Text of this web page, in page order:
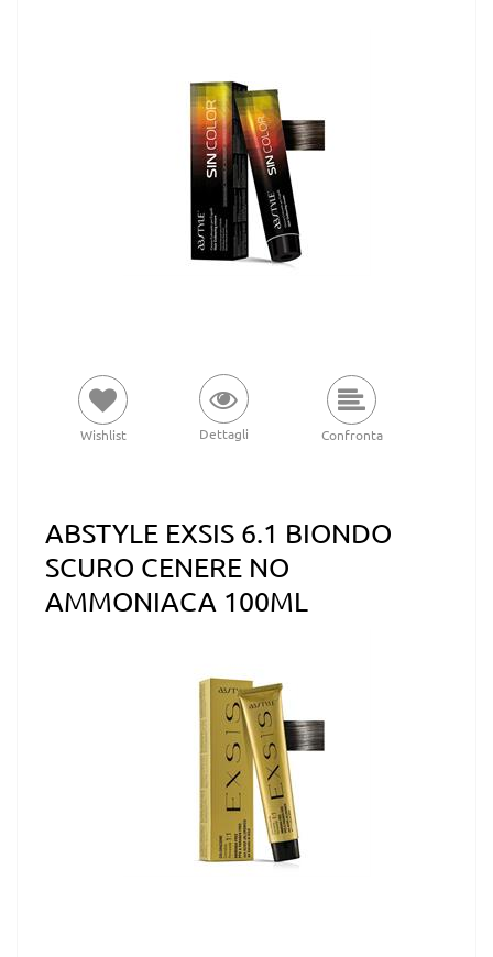
Wishlist Dettagli Confronta
ABSTYLE EXSIS 6.1 BIONDO
SCURO CENERE NO
AMMONIACA 100ML